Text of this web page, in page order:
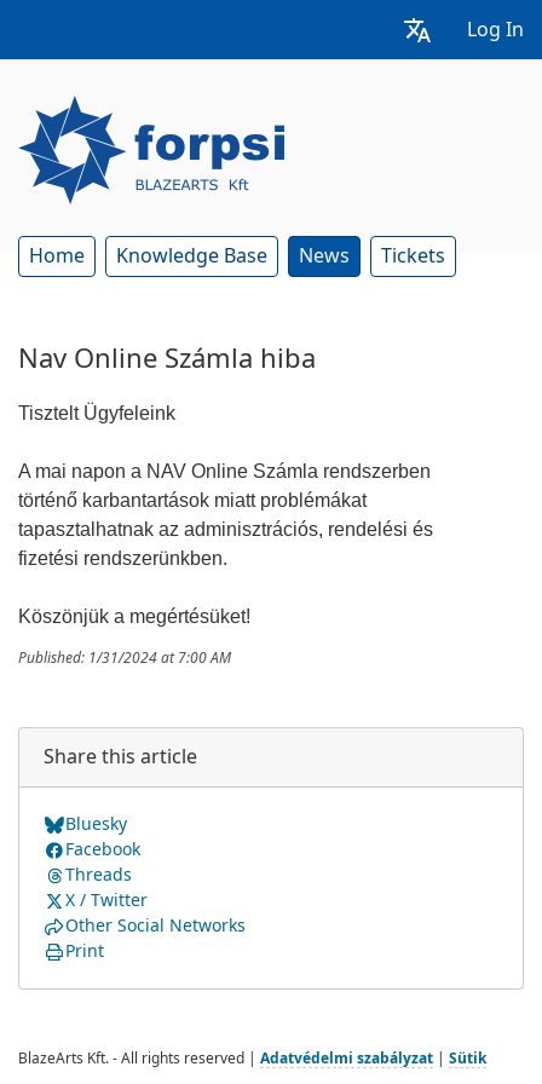
Log In
Home Knowledge Base News Tickets
Nav Online Számla hiba
Tisztelt Ügyfeleink
A mai napon a NAV Online Számla rendszerben
történő karbantartások miatt problémákat
tapasztalhatnak az adminisztrációs, rendelési és
fizetési rendszerünkben.
Köszönjük a megértésüket!
Published: 1/31/2024 at 7:00 AM
Share this article
Bluesky
Facebook
Threads
X / Twitter
Other Social Networks
Print
BlazeArts Kft. - All rights reserved | Adatvédelmi szabályzat Sütik